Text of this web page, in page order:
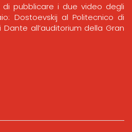
pubblicare i due video degli
Dostoevskij al Politecnico di
all’auditorium della Gran